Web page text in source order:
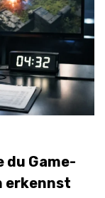
du Game-
erkennst